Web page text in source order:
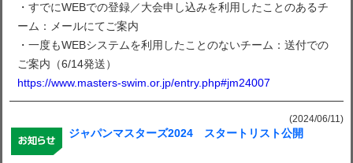
・すでにWEBでの登録／大会申し込みを利用したことのあるチ
ーム：メールにてご案内
・一度もWEBシステムを利用したことのないチーム：送付での
ご案内（6/14発送）
https://www.masters-swim.or.jp/entry.php#jm24007
(2024/06/11)
ジャパンマスターズ2024 スタートリスト公開